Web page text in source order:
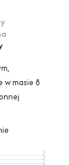
w masie 8